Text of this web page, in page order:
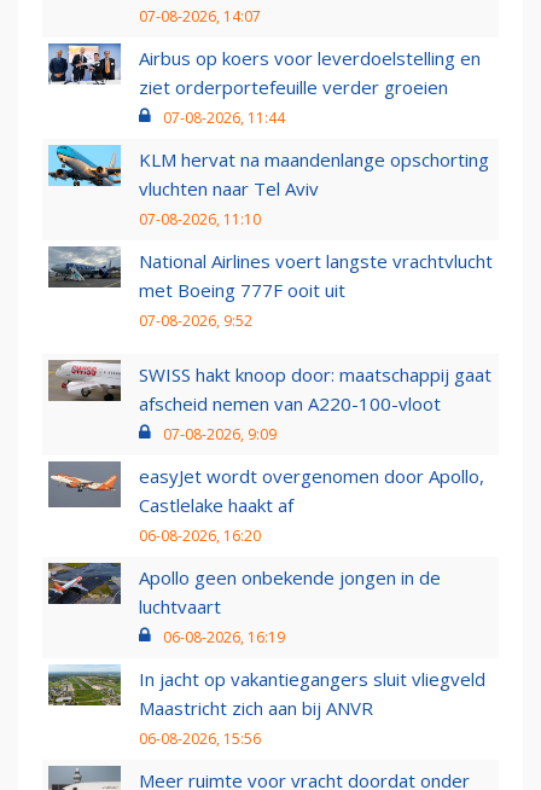
07-08-2026, 14:07
Airbus op koers voor leverdoelstelling en
ziet orderportefeuille verder groeien
07-08-2026, 11:44
KLM hervat na maandenlange opschorting
vluchten naar Tel Aviv
07-08-2026, 11:10
National Airlines voert langste vrachtvlucht
met Boeing 777F ooit uit
07-08-2026, 9:52
SWISS hakt knoop door: maatschappij gaat
afscheid nemen van A220-100-vloot
07-08-2026, 9:09
easyJet wordt overgenomen door Apollo,
Castlelake haakt af
06-08-2026, 16:20
Apollo geen onbekende jongen in de
luchtvaart
06-08-2026, 16:19
In jacht op vakantiegangers sluit vliegveld
Maastricht zich aan bij ANVR
06-08-2026, 15:56
Meer ruimte voor vracht doordat onder